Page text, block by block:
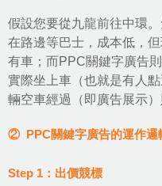
假設您要從九龍前往中環
在路邊等巴士，成本低，
有車；而PPC關鍵字廣告
實際坐上車（也就是有人
輛空車經過（即廣告展示）
② PPC關鍵字廣告的運作邏
Step 1：出價競標